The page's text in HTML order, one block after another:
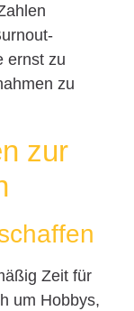
ernst zu
zu
zur
Zeit für
um Hobbys,